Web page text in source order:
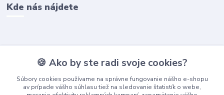
Kde nás nájdete
Ľubomír
+421 908756176
🍪 Ako by ste radi svoje cookies?
Súbory cookies používame na správne fungovanie nášho e-shopu
av prípade vášho súhlasu tiež na sledovanie štatistík o webe,